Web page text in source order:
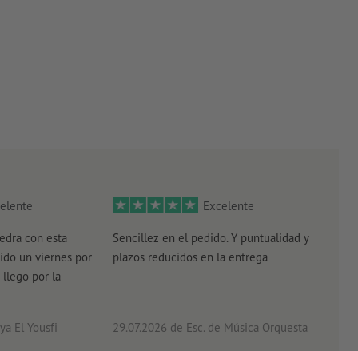
con esta
un viernes por
llego por la
El Yousfi
Excelente
Sencillez en el pedido. Y puntualidad y
plazos reducidos en la entrega
29.07.2026 de Esc. de Música Orquesta